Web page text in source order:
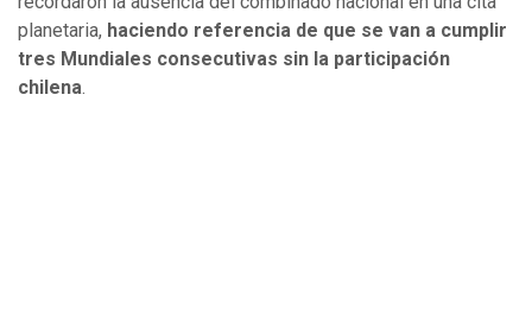
planetaria, haciendo referencia de que se van a cumplir
tres Mundiales consecutivas sin la participación
chilena.